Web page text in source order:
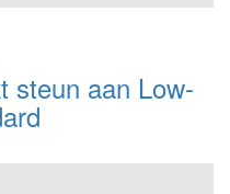
steun aan Low-